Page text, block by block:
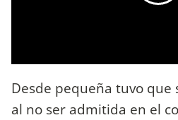
Desde pequeña tuvo
al no ser admitida en el